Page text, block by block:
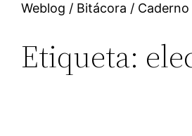
Weblog / Bitácora /
Etiqueta: